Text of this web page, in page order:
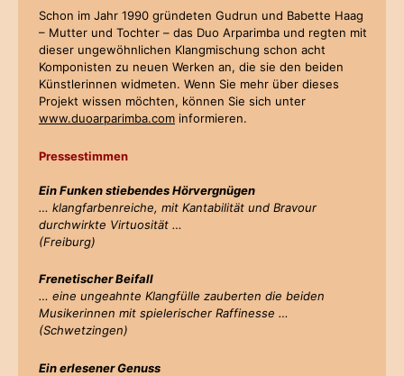
Schon im Jahr 1990 gründeten Gudrun und Babette Haag
– Mutter und Tochter – das Duo Arparimba und regten mit
dieser ungewöhnlichen Klangmischung schon acht
Komponisten zu neuen Werken an, die sie den beiden
Künstlerinnen widmeten. Wenn Sie mehr über dieses
Projekt wissen möchten, können Sie sich unter
www.duoarparimba.com informieren.
Pressestimmen
Ein Funken stiebendes Hörvergnügen
… klangfarbenreiche, mit Kantabilität und Bravour
durchwirkte Virtuosität …
(Freiburg)
Frenetischer Beifall
… eine ungeahnte Klangfülle zauberten die beiden
Musikerinnen mit spielerischer Raffinesse …
(Schwetzingen)
Ein erlesener Genuss